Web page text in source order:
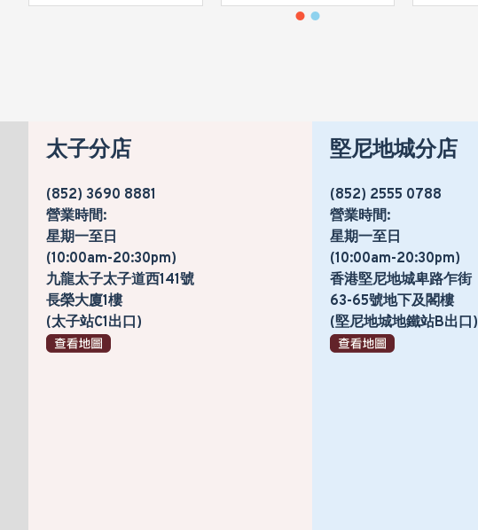
太子分店
(852) 3690 8881
營業時間:
星期一至日
(10:00am-20:30pm)
九龍太子太子道西141號
長榮大廈1樓
(太子站C1出口)
堅尼地城分店
(852) 2555 0788
營業時間:
星期一至日
(10:00am-20:30pm)
香港堅尼地城卑路乍街
63-65號地下及閣樓
(堅尼地城地鐵站B出口)